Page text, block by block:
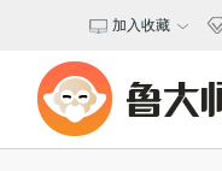
加入收藏